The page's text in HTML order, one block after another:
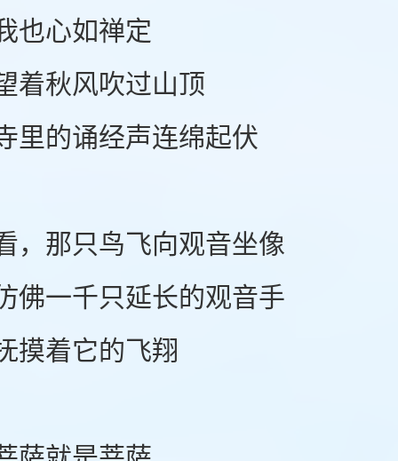
心如禅定
风吹过山顶
诵经声连绵起伏
只鸟飞向观音坐像
千只延长的观音手
它的飞翔